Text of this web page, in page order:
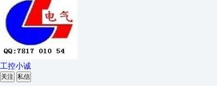
工控小诚
关注 私信